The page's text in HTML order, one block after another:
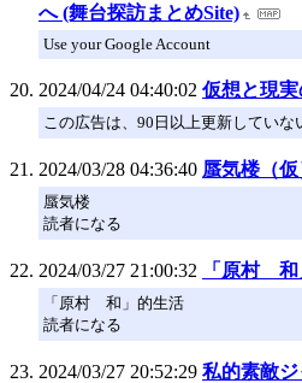
へ (舞台探訪まとめSite)
Use your Google Account
2024/04/24 04:40:02 仮想と現
この広告は、90日以上更新していな
2024/03/28 04:36:40 蜃気楼（仮
蜃気楼
読者になる
2024/03/27 21:00:32 「原村 和
「原村 和」的生活
読者になる
2024/03/27 20:52:29 私的素敵ジ